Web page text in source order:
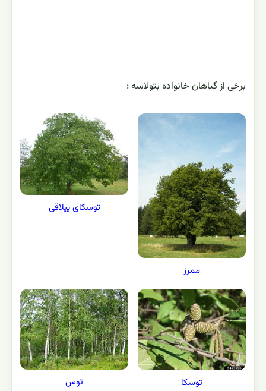
برخی از گیاهان خانواده بتولاسه :
ممرز
توسکای ییلاقی
توسکا توس